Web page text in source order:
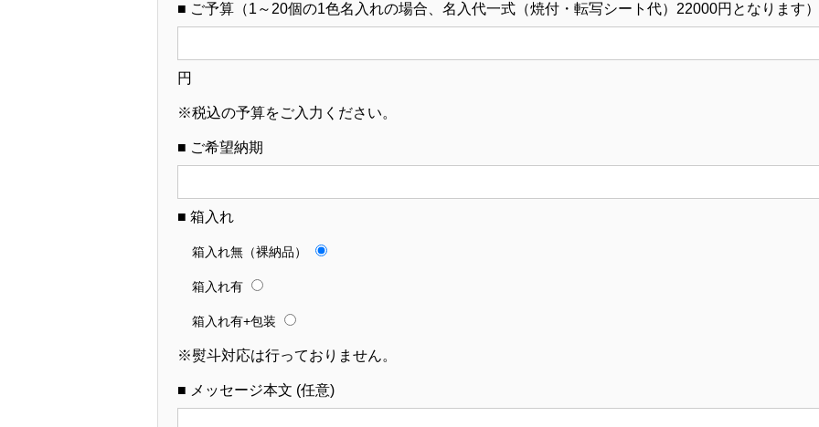
■ ご予算（1～20個の1色名入れの場合、名入代一式（焼付・転写シート代）22000円となります）
円
※税込の予算をご入力ください。
■ ご希望納期
■ 箱入れ
箱入れ無（裸納品）
箱入れ有
箱入れ有+包装
※熨斗対応は行っておりません。
■ メッセージ本文 (任意)